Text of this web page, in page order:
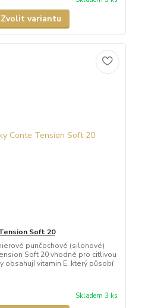
Zvolit variantu
Soft 20
punčochové (silonové)
Soft 20 vhodné pro citlivou
obsahují vitamin E, který působí
Skladem 3 ks